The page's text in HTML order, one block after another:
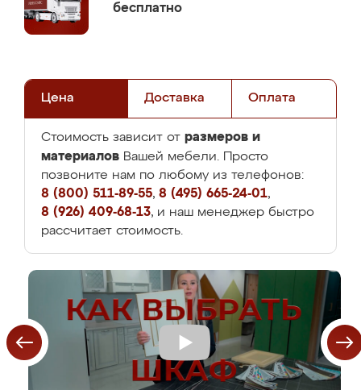
бесплатно
Цена Доставка Оплата
Стоимость зависит от размеров и
материалов Вашей мебели. Просто
позвоните нам по любому из телефонов:
8 (800) 511-89-55, 8 (495) 665-24-01,
8 (926) 409-68-13, и наш менеджер быстро
рассчитает стоимость.